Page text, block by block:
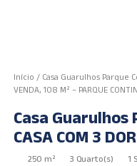
Início / Casa Guarulhos Parque
VENDA, 108 M² – PARQUE
Casa
CASA COM 3
108 m² –
250 m² 3 Quarto(s) 1